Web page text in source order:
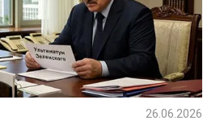
26.06.2026